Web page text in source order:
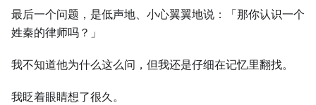
最后一个问题，是低声地、小心翼翼地说：「那你认识一个
姓秦的律师吗？」
我不知道他为什么这么问，但我还是仔细在记忆里翻找。
我眨着眼睛想了很久。